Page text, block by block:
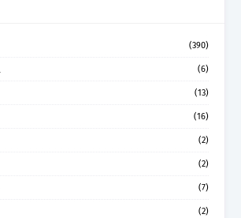
(390)
(6)
(13)
(16)
(2)
(2)
(7)
(2)